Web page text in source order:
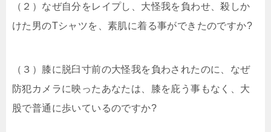
（２）なぜ自分をレイプし、大怪我を負わせ、殺しか
けた男のTシャツを、素肌に着る事ができたのですか?
（３）膝に脱臼寸前の大怪我を負わされたのに、なぜ
防犯カメラに映ったあなたは、膝を庇う事もなく、大
股で普通に歩いているのですか?